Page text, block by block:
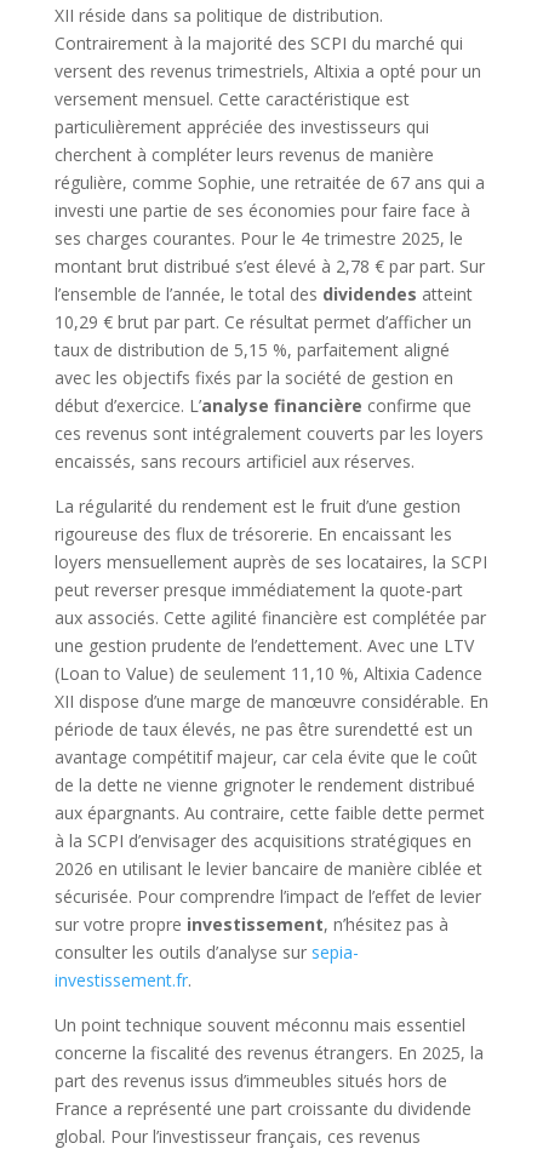
XII réside dans sa politique de distribution.
Contrairement à la majorité des SCPI du marché qui
versent des revenus trimestriels, Altixia a opté pour un
versement mensuel. Cette caractéristique est
particulièrement appréciée des investisseurs qui
cherchent à compléter leurs revenus de manière
régulière, comme Sophie, une retraitée de 67 ans qui a
investi une partie de ses économies pour faire face à
ses charges courantes. Pour le 4e trimestre 2025, le
montant brut distribué s’est élevé à 2,78 € par part. Sur
l’ensemble de l’année, le total des dividendes atteint
10,29 € brut par part. Ce résultat permet d’afficher un
taux de distribution de 5,15 %, parfaitement aligné
avec les objectifs fixés par la société de gestion en
début d’exercice. L’analyse financière confirme que
ces revenus sont intégralement couverts par les loyers
encaissés, sans recours artificiel aux réserves.
La régularité du rendement est le fruit d’une gestion
rigoureuse des flux de trésorerie. En encaissant les
loyers mensuellement auprès de ses locataires, la SCPI
peut reverser presque immédiatement la quote-part
aux associés. Cette agilité financière est complétée par
une gestion prudente de l’endettement. Avec une LTV
(Loan to Value) de seulement 11,10 %, Altixia Cadence
XII dispose d’une marge de manœuvre considérable. En
période de taux élevés, ne pas être surendetté est un
avantage compétitif majeur, car cela évite que le coût
de la dette ne vienne grignoter le rendement distribué
aux épargnants. Au contraire, cette faible dette permet
à la SCPI d’envisager des acquisitions stratégiques en
2026 en utilisant le levier bancaire de manière ciblée et
sécurisée. Pour comprendre l’impact de l’effet de levier
sur votre propre investissement, n’hésitez pas à
consulter les outils d’analyse sur sepia-
investissement.fr.
Un point technique souvent méconnu mais essentiel
concerne la fiscalité des revenus étrangers. En 2025, la
part des revenus issus d’immeubles situés hors de
France a représenté une part croissante du dividende
global. Pour l’investisseur français, ces revenus